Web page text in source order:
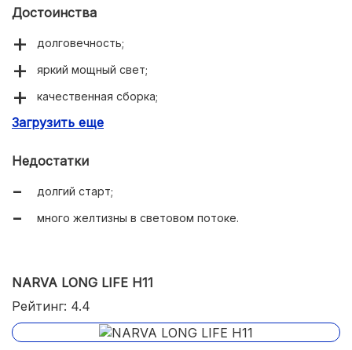
Достоинства
долговечность;
яркий мощный свет;
качественная сборка;
компактные размеры.
Загрузить еще
Недостатки
долгий старт;
много желтизны в световом потоке.
NARVA LONG LIFE H11
Рейтинг: 4.4